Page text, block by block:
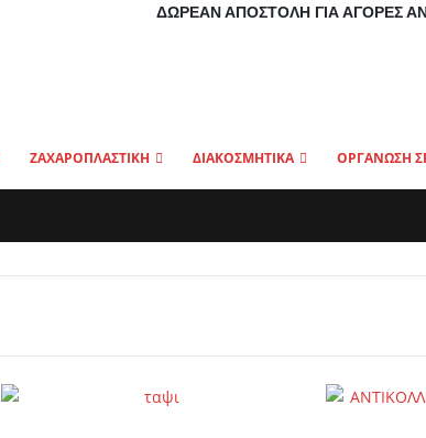
ΔΩΡΕΆΝ ΑΠΟΣΤΟΛΉ ΓΙΑ ΑΓΟΡΈΣ
ΖΑΧΑΡΟΠΛΑΣΤΙΚΗ ΔΙΑΚΟΣΜΗΤΙΚΑ ΟΡΓΑΝΩΣΗ